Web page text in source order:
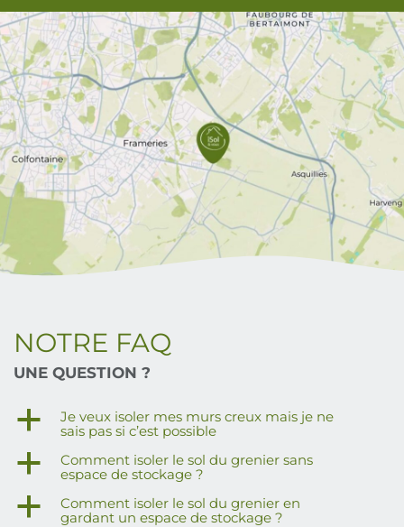
NOTRE FAQ
UNE QUESTION ?
a
Je veux isoler mes murs creux mais je ne
sais pas si c’est possible
a
Comment isoler le sol du grenier sans
espace de stockage ?
a
Comment isoler le sol du grenier en
gardant un espace de stockage ?